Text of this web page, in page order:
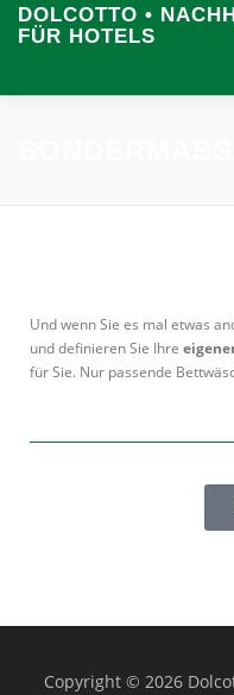
DOLCOTTO •
FÜR HOTELS
Und wenn Sie es mal etwas
und definieren Sie Ihre
für Sie. Nur passende
Copyright © 2026